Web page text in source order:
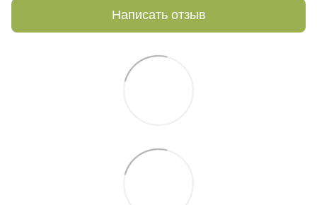
Написать отзыв